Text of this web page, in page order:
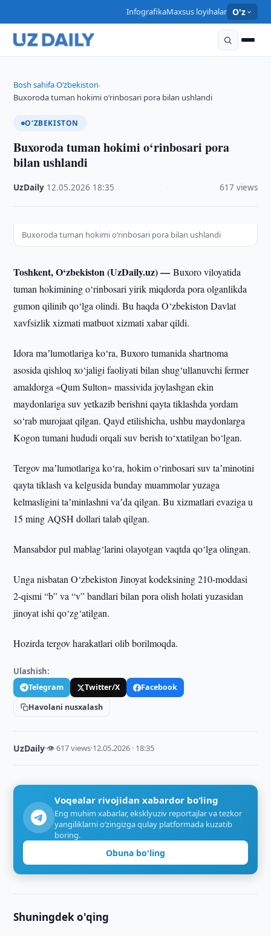
InfografikaMaxsus loyihalar O'z
Bosh sahifa›O‘zbekiston›
Buxoroda tuman hokimi o‘rinbosari pora bilan ushlandi
O‘ZBEKISTON
Buxoroda tuman hokimi o‘rinbosari pora
bilan ushlandi
UzDaily 12.05.2026 18:35 617 views
Buxoroda tuman hokimi o‘rinbosari pora bilan ushlandi
Toshkent, O‘zbekiston (UzDaily.uz) —Buxoro viloyatida
tuman hokimining o‘rinbosari yirik miqdorda pora olganlikda
gumon qilinib qo‘lga olindi. Bu haqda O‘zbekiston Davlat
xavfsizlik xizmati matbuot xizmati xabar qildi.
Idora maʼlumotlariga ko‘ra, Buxoro tumanida shartnoma
asosida qishloq xo‘jaligi faoliyati bilan shug‘ullanuvchi fermer
amaldorga «Qum Sulton» massivida joylashgan ekin
maydonlariga suv yetkazib berishni qayta tiklashda yordam
so‘rab murojaat qilgan. Qayd etilishicha, ushbu maydonlarga
Kogon tumani hududi orqali suv berish to‘xtatilgan bo‘lgan.
Tergov maʼlumotlariga ko‘ra, hokim o‘rinbosari suv taʼminotini
qayta tiklash va kelgusida bunday muammolar yuzaga
kelmasligini taʼminlashni vaʼda qilgan. Bu xizmatlari evaziga u
15 ming AQSH dollari talab qilgan.
Mansabdor pul mablag‘larini olayotgan vaqtda qo‘lga olingan.
Unga nisbatan O‘zbekiston Jinoyat kodeksining 210-moddasi
2-qismi “b” va “v” bandlari bilan pora olish holati yuzasidan
jinoyat ishi qo‘zg‘atilgan.
Hozirda tergov harakatlari olib borilmoqda.
Ulashish:
Telegram Twitter/X
Facebook
Havolani nusxalash
UzDaily·👁 617 views·12.05.2026 · 18:35
Voqealar rivojidan xabardor bo‘ling
Eng muhim xabarlar, eksklyuziv reportajlar va tezkor
yangiliklarni o‘zingizga qulay platformada kuzatib
boring.
Obuna bo'ling
Shuningdek o'qing